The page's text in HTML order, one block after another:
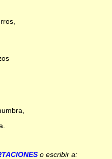
o escribir a: